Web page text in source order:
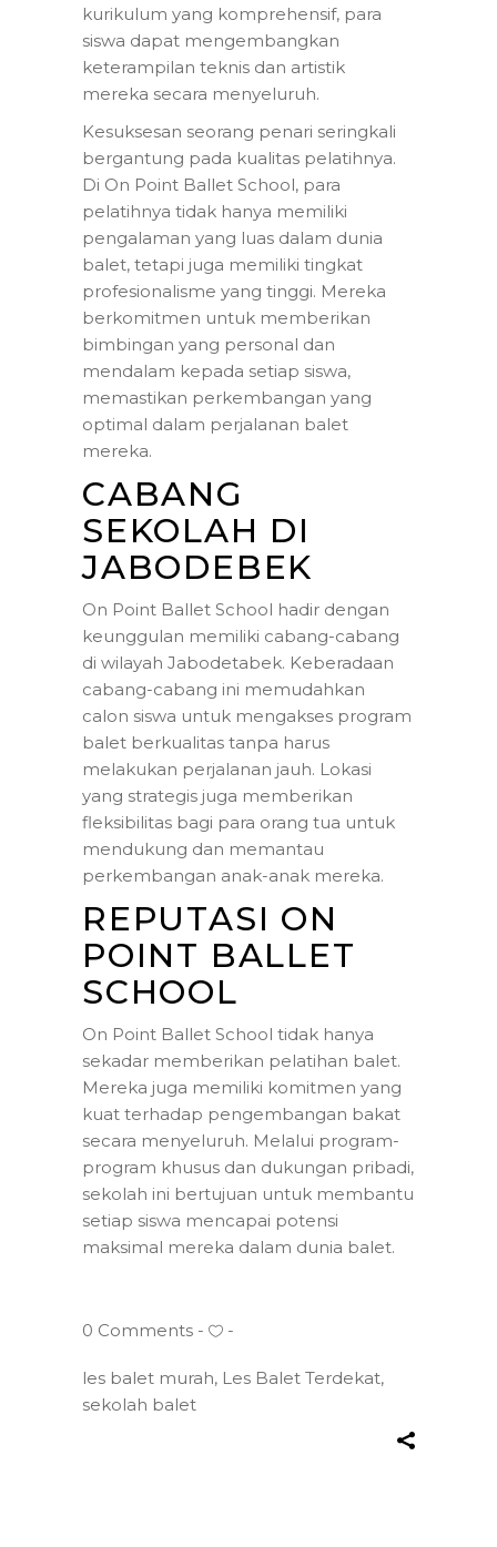
kurikulum yang komprehensif, para
siswa dapat mengembangkan
keterampilan teknis dan artistik
mereka secara menyeluruh.
Kesuksesan seorang penari seringkali
bergantung pada kualitas pelatihnya.
Di On Point Ballet School, para
pelatihnya tidak hanya memiliki
pengalaman yang luas dalam dunia
balet, tetapi juga memiliki tingkat
profesionalisme yang tinggi. Mereka
berkomitmen untuk memberikan
bimbingan yang personal dan
mendalam kepada setiap siswa,
memastikan perkembangan yang
optimal dalam perjalanan balet
mereka.
CABANG
SEKOLAH DI
JABODEBEK
On Point Ballet School hadir dengan
keunggulan memiliki cabang-cabang
di wilayah Jabodetabek. Keberadaan
cabang-cabang ini memudahkan
calon siswa untuk mengakses program
balet berkualitas tanpa harus
melakukan perjalanan jauh. Lokasi
yang strategis juga memberikan
fleksibilitas bagi para orang tua untuk
mendukung dan memantau
perkembangan anak-anak mereka.
REPUTASI ON
POINT BALLET
SCHOOL
On Point Ballet School tidak hanya
sekadar memberikan pelatihan balet.
Mereka juga memiliki komitmen yang
kuat terhadap pengembangan bakat
secara menyeluruh. Melalui program-
program khusus dan dukungan pribadi,
sekolah ini bertujuan untuk membantu
setiap siswa mencapai potensi
maksimal mereka dalam dunia balet.
0 Comments
les balet murah, Les Balet Terdekat,
sekolah balet